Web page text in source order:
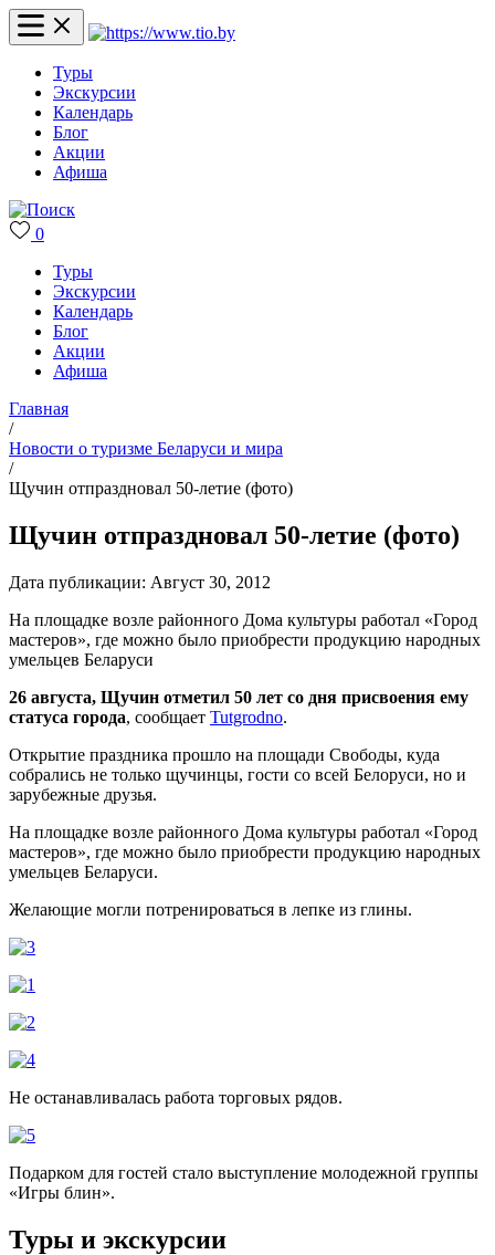
Туры
Экскурсии
Календарь
Блог
Акции
Афиша
0
Туры
Экскурсии
Календарь
Блог
Акции
Афиша
Главная
/
Новости о туризме Беларуси и мира
/
Щучин отпраздновал 50-летие (фото)
Щучин отпраздновал 50-летие (фото)
Дата публикации: Август 30, 2012
На площадке возле районного Дома культуры работал «Город
мастеров», где можно было приобрести продукцию народных
умельцев Беларуси
26 августа, Щучин отметил 50 лет со дня присвоения ему
статуса города, сообщает Tutgrodno.
Открытие праздника прошло на площади Свободы, куда
собрались не только щучинцы, гости со всей Белоруси, но и
зарубежные друзья.
На площадке возле районного Дома культуры работал «Город
мастеров», где можно было приобрести продукцию народных
умельцев Беларуси.
Желающие могли потренироваться в лепке из глины.
Не останавливалась работа торговых рядов.
Подарком для гостей стало выступление молодежной группы
«Игры блин».
Туры и экскурсии